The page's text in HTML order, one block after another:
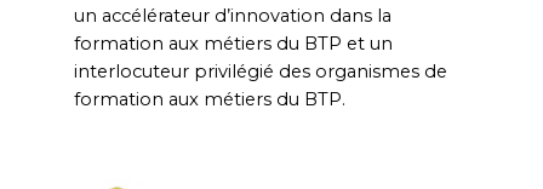
un accélérateur d’innovation dans la
formation aux métiers du BTP et un
interlocuteur privilégié des organismes de
formation aux métiers du BTP.